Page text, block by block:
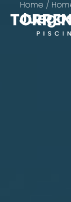
Home /